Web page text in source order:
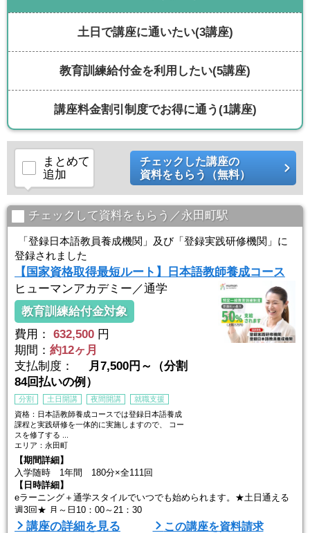
土日で講座に通いたい(3講座)
教育訓練給付金を利用したい(5講座)
講座料金割引制度でお得に通う(1講座)
まとめて
追加
チェックした講座の
資料をもらう（無料）
チェックして資料をもらう／永田町駅
「登録日本語教員養成機関」及び「登録実践研修機関」に
登録されました
【国家資格取得最短ルート】日本語教師養成コース
ヒューマンアカデミー／通学
教育訓練給付金対象
費用：
632,500 円
期間： 約12ヶ月
支払制度：
月7,500円～（分割
84回払いの例）
分割 土日開講 夜間開講
就職支援
資格：日本語教師養成コースでは登録日本語養成
課程と実践研修を一体的に実施しますので、 コー
スを修了する ...
エリア：永田町
【期間詳細】
入学随時 1年間 180分×全111回
【日時詳細】
eラーニング＋通学スタイルでいつでも始められます。★土日通える
週3回★ 月～日10：00～21：30
※開講校舎により曜日・時間は異なりますのでお問合せください。
講座の詳細を見る この講座を資料請求